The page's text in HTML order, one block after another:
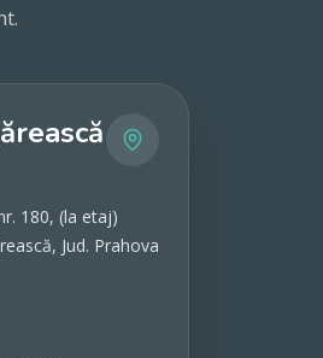
180, (la etaj)
Jud. Prahova